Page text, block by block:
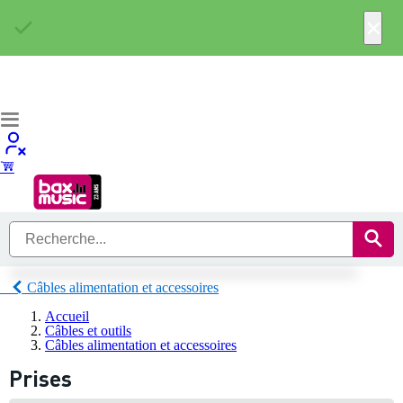
Câbles alimentation et accessoires
Accueil
Câbles et outils
Câbles alimentation et accessoires
Prises